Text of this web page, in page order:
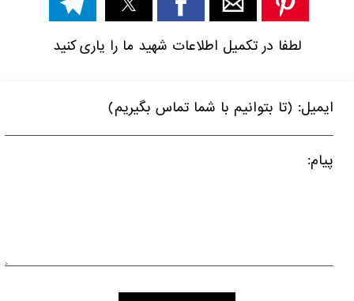
لطفا در تکمیل اطلاعات شهید ما را یاری کنید
ایمیل: (تا بتوانیم با شما تماس بگیریم)
پیام: